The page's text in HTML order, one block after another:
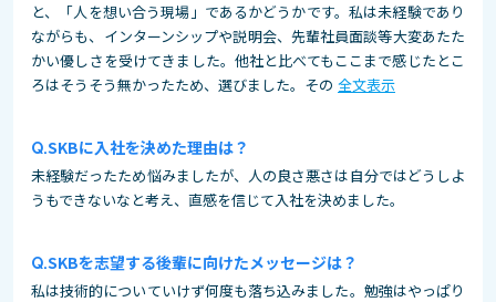
と、「人を想い合う現場」であるかどうかです。私は未経験であり
ながらも、インターンシップや説明会、先輩社員面談等大変あたた
かい優しさを受けてきました。他社と比べてもここまで感じたとこ
ろはそうそう無かったため、選びました。その 全文表示
SKBに入社を決めた理由は？
未経験だったため悩みましたが、人の良さ悪さは自分ではどうしよ
うもできないなと考え、直感を信じて入社を決めました。
SKBを志望する後輩に向けたメッセージは？
私は技術的についていけず何度も落ち込みました。勉強はやっぱり